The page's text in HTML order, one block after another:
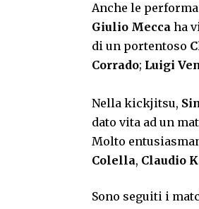
Anche le
Giulio Mecca ha
di un portentoso
Corrado; Luigi
Nella kickjitsu,
dato vita ad un
Molto
Colella, Claudio
Sono seguiti i